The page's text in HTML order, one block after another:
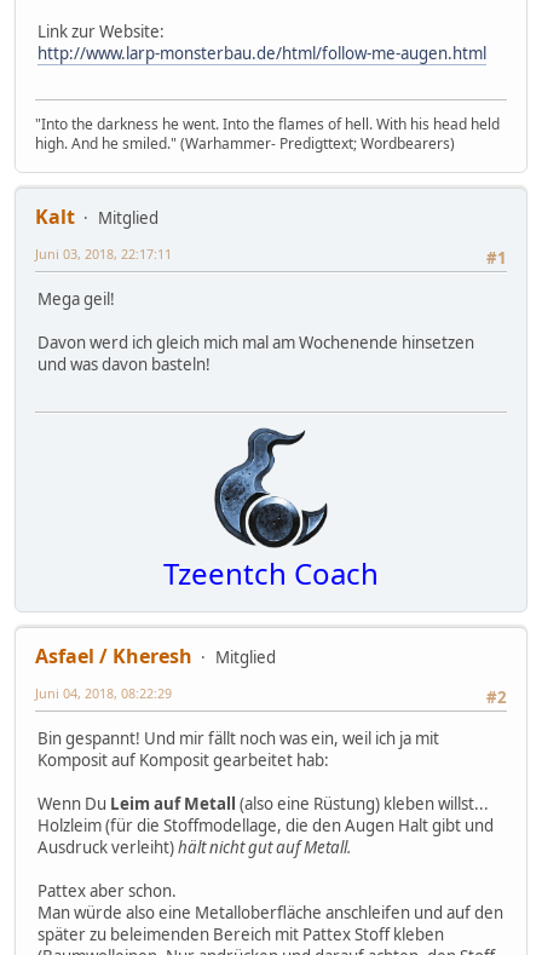
Link zur Website:
http://www.larp-monsterbau.de/html/follow-me-augen.html
"Into the darkness he went. Into the flames of hell. With his head held
high. And he smiled." (Warhammer- Predigttext; Wordbearers)
Kalt
Mitglied
#1
Juni 03, 2018, 22:17:11
Mega geil!
Davon werd ich gleich mich mal am Wochenende hinsetzen
und was davon basteln!
Tzeentch Coach
Asfael / Kheresh
Mitglied
#2
Juni 04, 2018, 08:22:29
Bin gespannt! Und mir fällt noch was ein, weil ich ja mit
Komposit auf Komposit gearbeitet hab:
Wenn Du Leim auf Metall (also eine Rüstung) kleben willst...
Holzleim (für die Stoffmodellage, die den Augen Halt gibt und
Ausdruck verleiht)hält nicht gut auf Metall.
Pattex aber schon.
Man würde also eine Metalloberfläche anschleifen und auf den
später zu beleimenden Bereich mit Pattex Stoff kleben